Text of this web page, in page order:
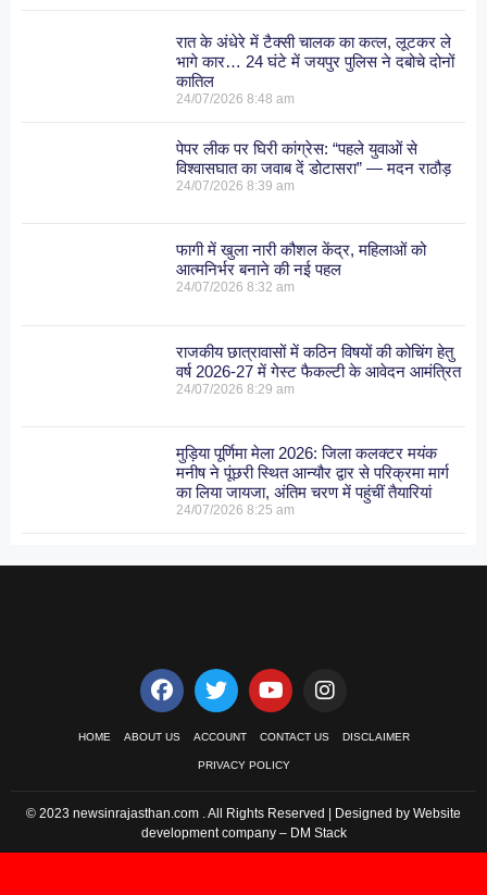
रात के अंधेरे में टैक्सी चालक का कत्ल, लूटकर ले
भागे कार… 24 घंटे में जयपुर पुलिस ने दबोचे दोनों
कातिल
24/07/20268:48 am
पेपर लीक पर घिरी कांग्रेस: “पहले युवाओं से
विश्वासघात का जवाब दें डोटासरा” — मदन राठौड़
24/07/20268:39 am
फागी में खुला नारी कौशल केंद्र, महिलाओं को
आत्मनिर्भर बनाने की नई पहल
24/07/20268:32 am
राजकीय छात्रावासों में कठिन विषयों की कोचिंग हेतु
वर्ष 2026-27 में गेस्ट फैकल्टी के आवेदन आमंत्रित
24/07/20268:29 am
मुड़िया पूर्णिमा मेला 2026: जिला कलक्टर मयंक
मनीष ने पूंछरी स्थित आन्यौर द्वार से परिक्रमा मार्ग
का लिया जायजा, अंतिम चरण में पहुंचीं तैयारियां
24/07/20268:25 am
HOME ABOUT US ACCOUNT CONTACT US DISCLAIMER
PRIVACY POLICY
© 2023 newsinrajasthan.com . All Rights Reserved | Designed by Website
development company – DM Stack